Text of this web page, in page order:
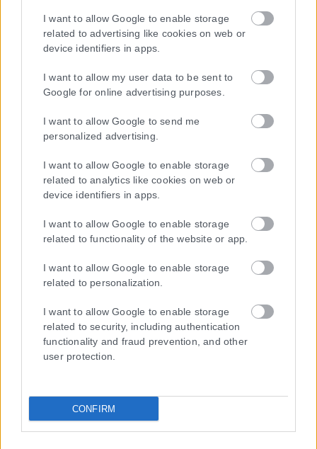
I want to allow Google to enable storage
related to advertising like cookies on web or
device identifiers in apps.
I want to allow my user data to be sent to
Google for online advertising purposes.
I want to allow Google to send me
personalized advertising.
I want to allow Google to enable storage
related to analytics like cookies on web or
device identifiers in apps.
I want to allow Google to enable storage
related to functionality of the website or app.
I want to allow Google to enable storage
related to personalization.
I want to allow Google to enable storage
related to security, including authentication
functionality and fraud prevention, and other
user protection.
CONFIRM
Η εταιρεία με την επωνυμία “POLITICAL MEDIA GROUP A.E.” και κατ’
επέκταση η ιστοσελίδα που κατέχει αυτή “www.karfitsa.gr”
συμμορφώνονται με τη Σύσταση (ΕΕ) 2018/334 της Επιτροπής της
αντιμετώπιση του παράνομου περιεχομένου στο διαδίκτυο (L 63).
Μοναδικός αριθμός Μ.Η.Τ. 262048
ΤΑ ΠΡΩΤΟΣΕΛΙΔΑ ΣΗΜΕΡΑ